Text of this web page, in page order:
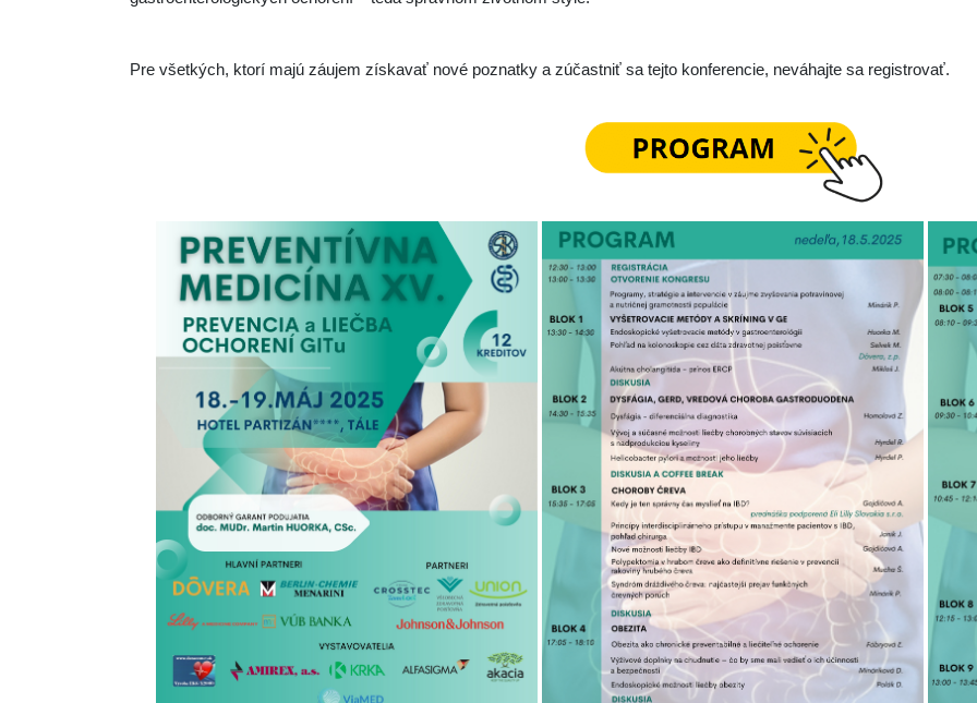
Pre všetkých, ktorí majú záujem získavať nové poznatky a zúčastniť sa tejto konferencie, neváhajte sa registrovať.